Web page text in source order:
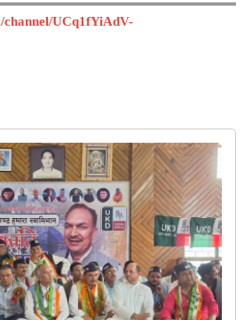
UCq1fYiAdV-